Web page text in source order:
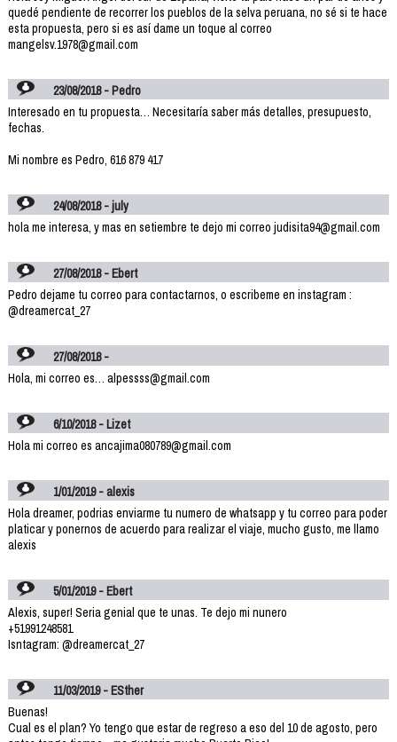
quedé pendiente de recorrer los pueblos de la selva peruana, no sé si te hace
esta propuesta, pero si es así dame un toque al correo
mangelsv.1978@gmail.com
23/08/2018 - Pedro
Interesado en tu propuesta… Necesitaría saber más detalles, presupuesto,
fechas.
Mi nombre es Pedro, 616 879 417
24/08/2018 - july
hola me interesa, y mas en setiembre te dejo mi correo judisita94@gmail.com
27/08/2018 - Ebert
Pedro dejame tu correo para contactarnos, o escribeme en instagram :
@dreamercat_27
27/08/2018 -
Hola, mi correo es… alpessss@gmail.com
6/10/2018 - Lizet
Hola mi correo es ancajima080789@gmail.com
1/01/2019 - alexis
Hola dreamer, podrias enviarme tu numero de whatsapp y tu correo para poder
platicar y ponernos de acuerdo para realizar el viaje, mucho gusto, me llamo
alexis
5/01/2019 - Ebert
Alexis, super! Seria genial que te unas. Te dejo mi nunero
+51991248581
Isntagram: @dreamercat_27
11/03/2019 - ESther
Buenas!
Cual es el plan? Yo tengo que estar de regreso a eso del 10 de agosto, pero